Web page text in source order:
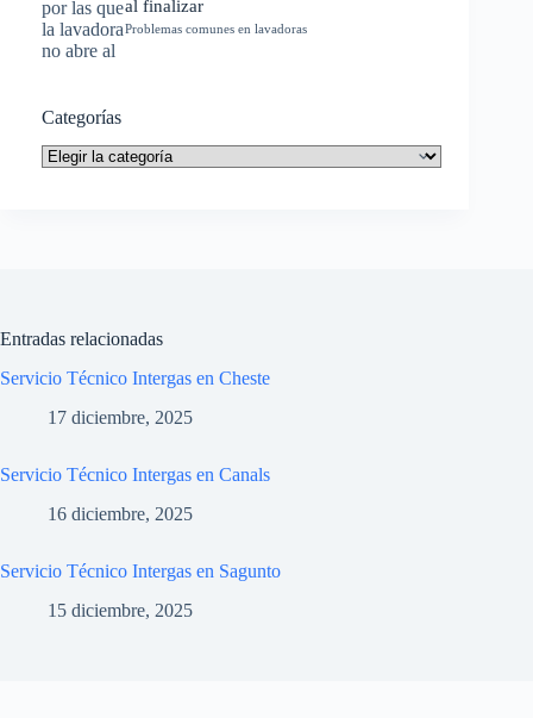
al finalizar
Problemas comunes en lavadoras
Categorías
Categorías
Entradas relacionadas
Servicio Técnico Intergas en Cheste
17 diciembre, 2025
Servicio Técnico Intergas en Canals
16 diciembre, 2025
Servicio Técnico Intergas en Sagunto
15 diciembre, 2025